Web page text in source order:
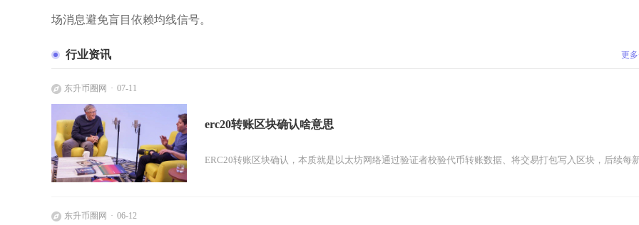
场消息避免盲目依赖均线信号。
行业资讯 更
东升币圈网 07-11
erc20转账区块确认啥意思
ERC20转账区块确认，本质就是以太坊网络通过验证者校验代币转账数据、将交易打包写入区块，后续每
东升币圈网 06-12